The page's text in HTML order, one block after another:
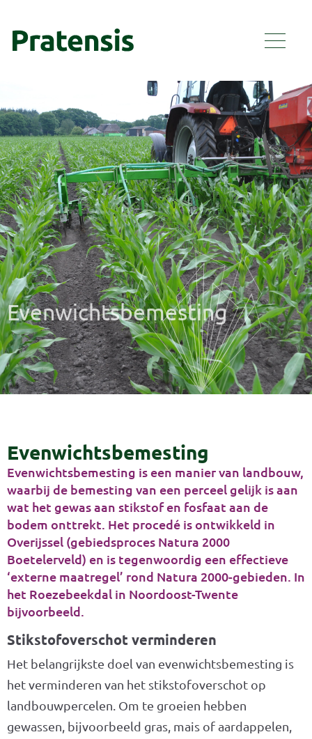
Evenwichtsbemesting
Evenwichtsbemesting
Evenwichtsbemesting is een manier van landbouw,
waarbij de bemesting van een perceel gelijk is aan
wat het gewas aan stikstof en fosfaat aan de
bodem onttrekt. Het procedé is ontwikkeld in
Overijssel (gebiedsproces Natura 2000
Boetelerveld) en is tegenwoordig een effectieve
‘externe maatregel’ rond Natura 2000-gebieden. In
het Roezebeekdal in Noordoost-Twente
bijvoorbeeld.
Stikstofoverschot verminderen
Het belangrijkste doel van evenwichtsbemesting is
het verminderen van het stikstofoverschot op
landbouwpercelen. Om te groeien hebben
gewassen, bijvoorbeeld gras, mais of aardappelen,